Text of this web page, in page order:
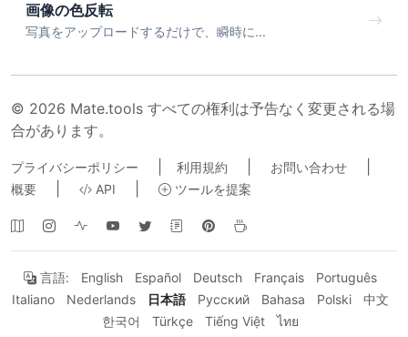
画像の色反転
写真をアップロードするだけで、瞬時に...
© 2026 Mate.tools すべての権利は予告なく変更される場
合があります。
プライバシーポリシー 利用規約 お問い合わせ
概要 API ツールを提案
言語: English Español Deutsch Français
Português
Italiano
Nederlands 日本語 Русский Bahasa Polski
中文
한국어
Türkçe Tiếng Việt ไทย